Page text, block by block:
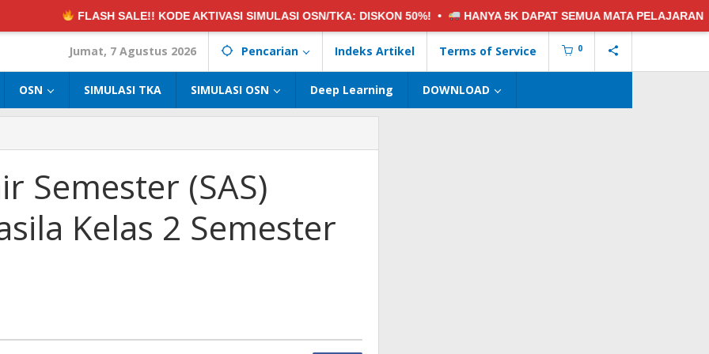
SALE!! KODE AKTIVASI SIMULASI OSN/TKA:DISKON 50%! • HANYA 5KDAPAT SEMUA MATA PELAJARAN • 5 PAKET
Jumat, 7 Agustus 2026 Pencarian Indeks Artikel Terms of Service 0
OSN SIMULASI TKA SIMULASI OSN Deep Learning DOWNLOAD
Semester (SAS)
Kelas 2 Semester